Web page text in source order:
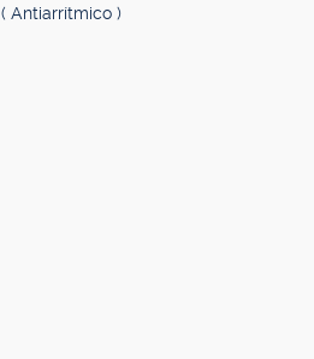
( Antiarrítmico )